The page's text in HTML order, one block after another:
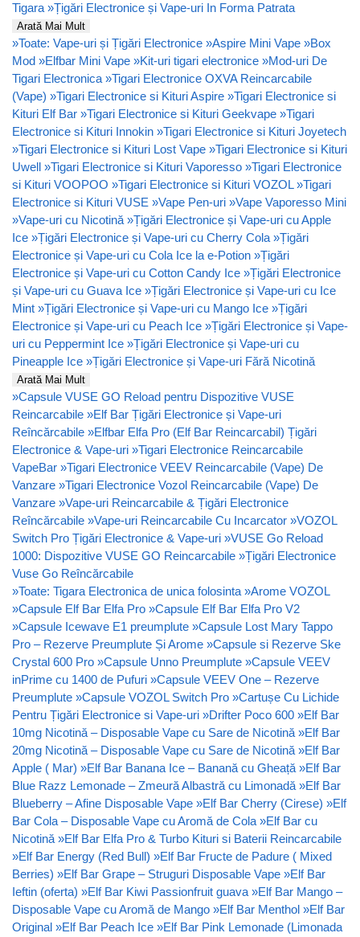
Tigara »Țigări Electronice și Vape-uri In Forma Patrata
Arată Mai Mult
»Toate: Vape-uri și Țigări Electronice »Aspire Mini Vape »Box
Mod »Elfbar Mini Vape »Kit-uri tigari electronice »Mod-uri De
Tigari Electronica »Tigari Electronice OXVA Reincarcabile
(Vape) »Tigari Electronice si Kituri Aspire »Tigari Electronice si
Kituri Elf Bar »Tigari Electronice si Kituri Geekvape »Tigari
Electronice si Kituri Innokin »Tigari Electronice si Kituri Joyetech
»Tigari Electronice si Kituri Lost Vape »Tigari Electronice si Kituri
Uwell »Tigari Electronice si Kituri Vaporesso »Tigari Electronice
si Kituri VOOPOO »Tigari Electronice si Kituri VOZOL »Tigari
Electronice si Kituri VUSE »Vape Pen-uri »Vape Vaporesso Mini
»Vape-uri cu Nicotină »Țigări Electronice și Vape-uri cu Apple
Ice »Țigări Electronice și Vape-uri cu Cherry Cola »Țigări
Electronice și Vape-uri cu Cola Ice la e-Potion »Țigări
Electronice și Vape-uri cu Cotton Candy Ice »Țigări Electronice
și Vape-uri cu Guava Ice »Țigări Electronice și Vape-uri cu Ice
Mint »Țigări Electronice și Vape-uri cu Mango Ice »Țigări
Electronice și Vape-uri cu Peach Ice »Țigări Electronice și Vape-
uri cu Peppermint Ice »Țigări Electronice și Vape-uri cu
Pineapple Ice »Țigări Electronice și Vape-uri Fără Nicotină
Arată Mai Mult
»Capsule VUSE GO Reload pentru Dispozitive VUSE
Reincarcabile »Elf Bar Țigări Electronice și Vape-uri
Reîncărcabile »Elfbar Elfa Pro (Elf Bar Reincarcabil) Țigări
Electronice & Vape-uri »Tigari Electronice Reincarcabile
VapeBar »Tigari Electronice VEEV Reincarcabile (Vape) De
Vanzare »Tigari Electronice Vozol Reincarcabile (Vape) De
Vanzare »Vape-uri Reincarcabile & Țigări Electronice
Reîncărcabile »Vape-uri Reincarcabile Cu Incarcator »VOZOL
Switch Pro Țigări Electronice & Vape-uri »VUSE Go Reload
1000: Dispozitive VUSE GO Reincarcabile »Țigări Electronice
Vuse Go Reîncărcabile
»Toate: Tigara Electronica de unica folosinta »Arome VOZOL
»Capsule Elf Bar Elfa Pro »Capsule Elf Bar Elfa Pro V2
»Capsule Icewave E1 preumplute »Capsule Lost Mary Tappo
Pro – Rezerve Preumplute Și Arome »Capsule si Rezerve Ske
Crystal 600 Pro »Capsule Unno Preumplute »Capsule VEEV
inPrime cu 1400 de Pufuri »Capsule VEEV One – Rezerve
Preumplute »Capsule VOZOL Switch Pro »Cartușe Cu Lichide
Pentru Țigări Electronice si Vape-uri »Drifter Poco 600 »Elf Bar
10mg Nicotină – Disposable Vape cu Sare de Nicotină »Elf Bar
20mg Nicotină – Disposable Vape cu Sare de Nicotină »Elf Bar
Apple ( Mar) »Elf Bar Banana Ice – Banană cu Gheață »Elf Bar
Blue Razz Lemonade – Zmeură Albastră cu Limonadă »Elf Bar
Blueberry – Afine Disposable Vape »Elf Bar Cherry (Cirese) »Elf
Bar Cola – Disposable Vape cu Aromă de Cola »Elf Bar cu
Nicotină »Elf Bar Elfa Pro & Turbo Kituri si Baterii Reincarcabile
»Elf Bar Energy (Red Bull) »Elf Bar Fructe de Padure ( Mixed
Berries) »Elf Bar Grape – Struguri Disposable Vape »Elf Bar
Ieftin (oferta) »Elf Bar Kiwi Passionfruit guava »Elf Bar Mango –
Disposable Vape cu Aromă de Mango »Elf Bar Menthol »Elf Bar
Original »Elf Bar Peach Ice »Elf Bar Pink Lemonade (Limonada